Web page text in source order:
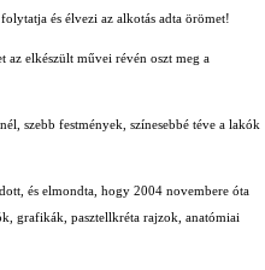
és élvezi az alkotás adta örömet!
az elkészült művei révén oszt meg a
szebb festmények, színesebbé téve a lakók
és elmondta, hogy 2004 novembere óta
grafikák, pasztellkréta rajzok, anatómiai